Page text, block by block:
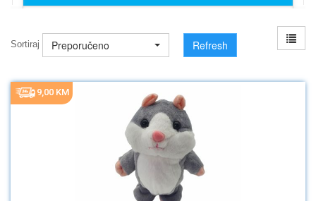
Sortiraj Preporučeno Refresh
9,00 KM